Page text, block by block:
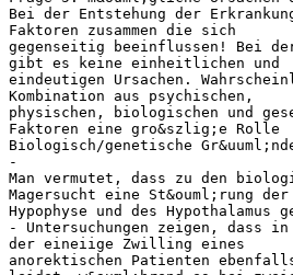
Bei der Entstehung der
Faktoren zusammen die sich
gegenseitig beeinflussen! Bei
gibt es keine einheitlichen und
eindeutigen Ursachen.
Kombination aus psychischen,
physischen, biologischen und
Faktoren eine gro&szlig;e Rolle
Biologisch/genetische
-
Man vermutet, dass zu den
Magersucht eine St&ouml;rung der
Hypophyse und des Hypothalamus
- Untersuchungen zeigen, dass
der eineiige Zwilling eines
anorektischen Patienten